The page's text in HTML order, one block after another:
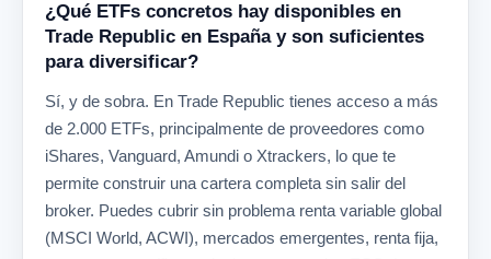
¿Qué ETFs concretos hay disponibles en
Trade Republic en España y son suficientes
para diversificar?
Sí, y de sobra. En Trade Republic tienes acceso a más
de 2.000 ETFs, principalmente de proveedores como
iShares, Vanguard, Amundi o Xtrackers, lo que te
permite construir una cartera completa sin salir del
broker. Puedes cubrir sin problema renta variable global
(MSCI World, ACWI), mercados emergentes, renta fija,